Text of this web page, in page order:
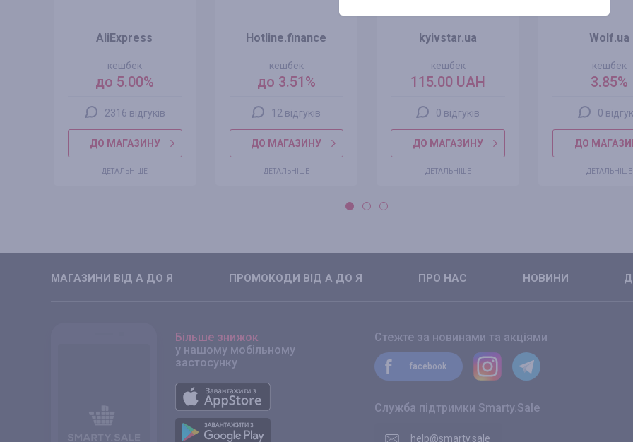
AliExpress
кешбек
до 5.00%
2316 відгуків
ДО МАГАЗИНУ
ДЕТАЛЬНІШЕ
Hotline.finance
кешбек
до 3.51%
12 відгуків
ДО МАГАЗИНУ
ДЕТАЛЬНІШЕ
kyivstar.ua
кешбек
115.00 UAH
0 відгуків
ДО МАГАЗИНУ
ДЕТАЛЬНІШЕ
Wolf.ua
кешбек
3.85%
0
ДО
ДЕТАЛЬНІШЕ
МАГАЗИНИ ВIД А ДО Я ПРОМОКОДИ ВIД А ДО Я ПРО НАС НОВИНИ
Більше знижок
у нашому мобільному
застосунку
Стежте за новинами та акціями
facebook
Служба підтримки Smarty.Sale
help@smarty.sale